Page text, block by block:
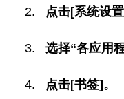
点击[系统设置
选择“各应用
点击[书签]。